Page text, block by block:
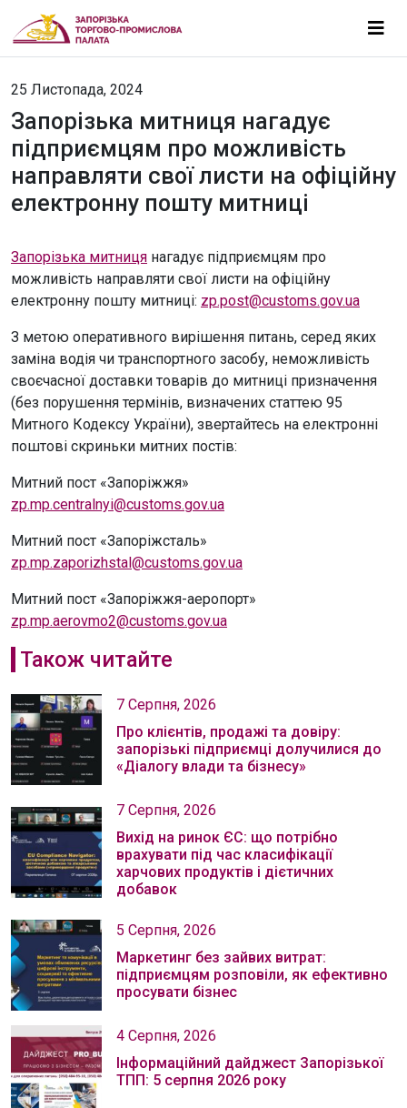
25 Листопада, 2024
Запорізька митниця нагадує
підприємцям про можливість
направляти свої листи на офіційну
електронну пошту митниці
Запорізька митниця нагадує підприємцям про
можливість направляти свої листи на офіційну
електронну пошту митниці: zp.post@customs.gov.ua
З метою оперативного вирішення питань, серед яких
заміна водія чи транспортного засобу, неможливість
своєчасної доставки товарів до митниці призначення
(без порушення термінів, визначених статтею 95
Митного Кодексу України), звертайтесь на електронні
поштові скриньки митних постів:
Митний пост «Запоріжжя»
zp.mp.centralnyi@customs.gov.ua
Митний пост «Запоріжсталь»
zp.mp.zaporizhstal@customs.gov.ua
Митний пост «Запоріжжя-аеропорт»
zp.mp.aerovmo2@customs.gov.ua
Також читайте
7 Серпня, 2026
Про клієнтів, продажі та довіру:
запорізькі підприємці долучилися до
«Діалогу влади та бізнесу»
7 Серпня, 2026
Вихід на ринок ЄС: що потрібно
врахувати під час класифікації
харчових продуктів і дієтичних
добавок
5 Серпня, 2026
Маркетинг без зайвих витрат:
підприємцям розповіли, як ефективно
просувати бізнес
4 Серпня, 2026
Інформаційний дайджест Запорізької
ТПП: 5 серпня 2026 року